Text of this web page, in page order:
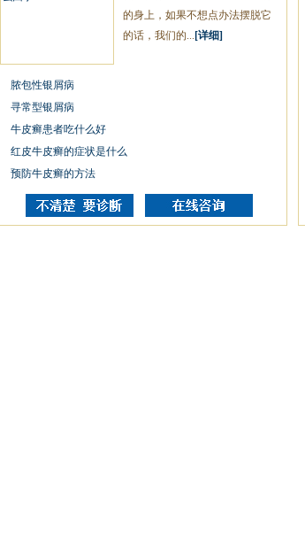
的身上，如果不想点办法摆脱它
的话，我们的... [详细]
脓包性银屑病
寻常型银屑病
牛皮癣患者吃什么好
红皮牛皮癣的症状是什么
预防牛皮癣的方法